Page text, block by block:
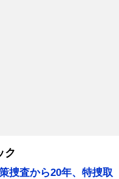
ク
捜査から20年、特捜取